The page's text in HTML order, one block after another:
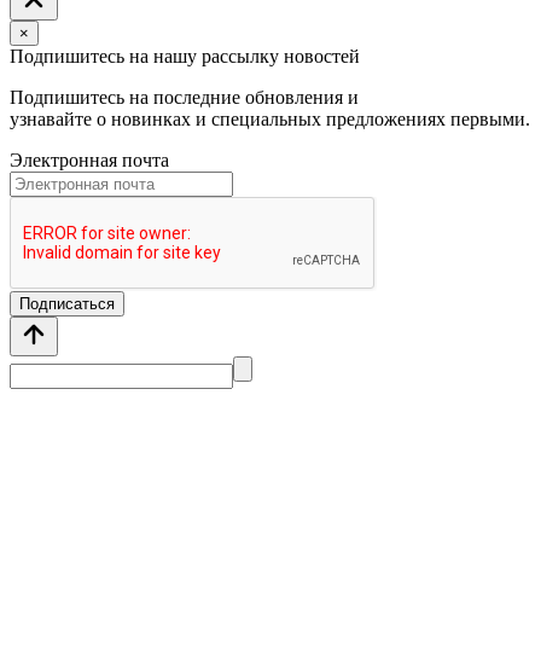
×
Подпишитесь на нашу рассылку новостей
Подпишитесь на последние обновления и
узнавайте о новинках и специальных предложениях первыми.
Электронная почта
Подписаться